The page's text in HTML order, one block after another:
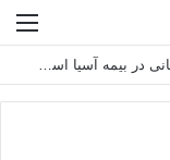
روایت یک تقدیر؛ از پاسخگویی تا تعالی سازمانی در بیمه آسیا استان اصفهان